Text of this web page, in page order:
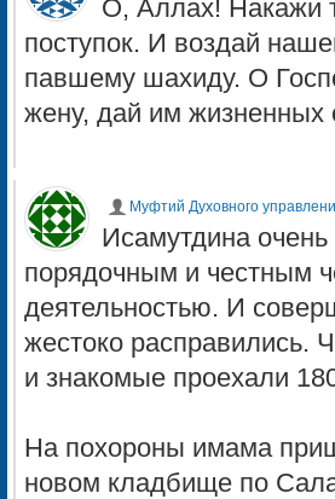
О, Аллах! Накажи
поступок. И воздай
павшему шахиду. О
жену, дай им жизненных
Муфтий Духовного
Исамутдина
порядочным и честным
деятельностью. И
жестоко расправились.
и знакомые проехали
На похороны имама
новом кладбище по